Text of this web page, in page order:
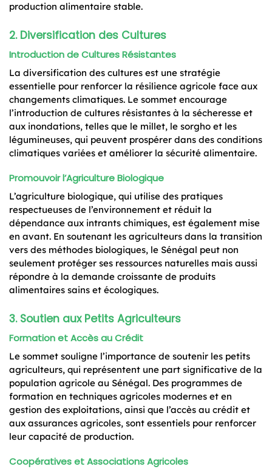
production alimentaire stable.
2. Diversification des Cultures
Introduction de Cultures Résistantes
La diversification des cultures est une stratégie
essentielle pour renforcer la résilience agricole face aux
changements climatiques. Le sommet encourage
l’introduction de cultures résistantes à la sécheresse et
aux inondations, telles que le millet, le sorgho et les
légumineuses, qui peuvent prospérer dans des conditions
climatiques variées et améliorer la sécurité alimentaire.
Promouvoir l’Agriculture Biologique
L’agriculture biologique, qui utilise des pratiques
respectueuses de l’environnement et réduit la
dépendance aux intrants chimiques, est également mise
en avant. En soutenant les agriculteurs dans la transition
vers des méthodes biologiques, le Sénégal peut non
seulement protéger ses ressources naturelles mais aussi
répondre à la demande croissante de produits
alimentaires sains et écologiques.
3. Soutien aux Petits Agriculteurs
Formation et Accès au Crédit
Le sommet souligne l’importance de soutenir les petits
agriculteurs, qui représentent une part significative de la
population agricole au Sénégal. Des programmes de
formation en techniques agricoles modernes et en
gestion des exploitations, ainsi que l’accès au crédit et
aux assurances agricoles, sont essentiels pour renforcer
leur capacité de production.
Coopératives et Associations Agricoles